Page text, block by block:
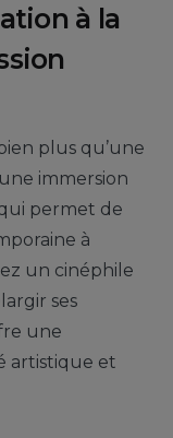
à la
plus qu’une
immersion
permet de
à
un cinéphile
ses
une
artistique et